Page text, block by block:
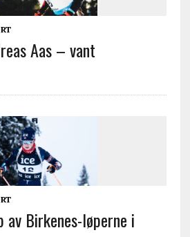
Aas – vant
Birkenes-løperne i